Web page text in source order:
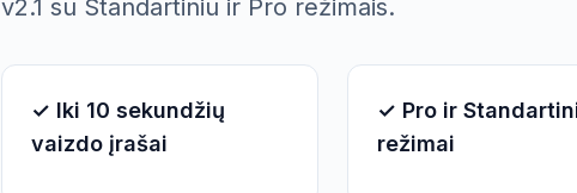
v2.1 su Standartiniu ir Pro režimais.
✓ Iki 10 sekundžių
vaizdo įrašai
✓ Pro ir
režimai